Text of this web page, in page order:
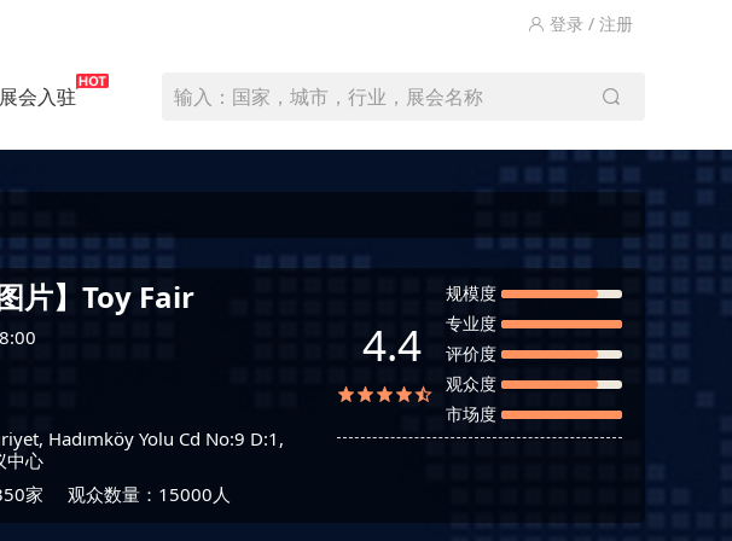
登录 / 注册
展会入驻 输入：国家，城市，行业，展会名称
片】 Toy Fair
Hadımköy Yolu Cd No:9 D:1,
中心
家 观众数量：15000人
4.4
规模度
专业度
评价度
观众度
市场度